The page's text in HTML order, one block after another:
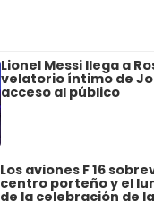
Lionel Messi llega a
velatorio íntimo de
acceso al público
Los aviones F 16
centro porteño y el
de la celebración de